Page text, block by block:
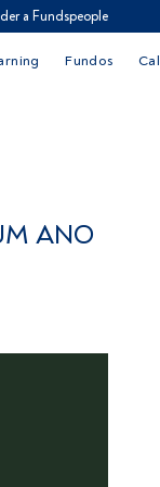
a Fundspeople
Fundos
ANO